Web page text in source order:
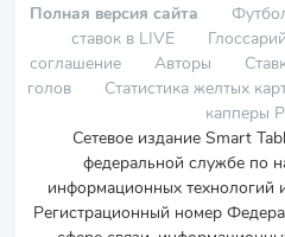
Полная версия сайта
ставок в LIVE
Глоссарий
соглашение
Авторы
голов
Статистика желтых
капперы
Сетевое издание Smart
федеральной службе по
информационных технологий
Регистрационный номер